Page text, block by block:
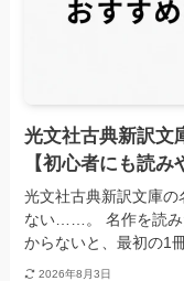
光文社古典新訳文
【初心者にも読み
光文社古典新訳文庫
ない……。 名作を読み
からないと、最初の1
2026年8月3日